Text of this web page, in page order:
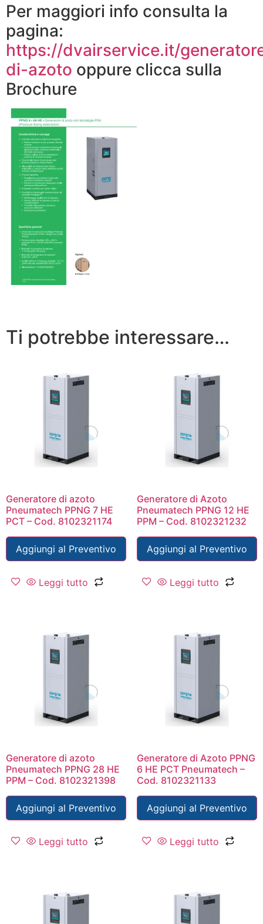
Per maggiori info consulta la
pagina:
https://dvairservice.it/
di-azoto oppure clicca sulla
Brochure
Ti potrebbe interessare…
Generatore di azoto
Pneumatech PPNG 7 HE
PCT – Cod. 8102321174
Aggiungi al Preventivo
Leggi tutto
Generatore di Azoto
Pneumatech PPNG 12 HE
PPM – Cod. 8102321232
Aggiungi al Preventivo
Leggi tutto
Generatore di azoto
Pneumatech PPNG 28 HE
PPM – Cod. 8102321398
Aggiungi al Preventivo
Leggi tutto
Generatore di Azoto PPNG
6 HE PCT Pneumatech –
Cod. 8102321133
Aggiungi al Preventivo
Leggi tutto